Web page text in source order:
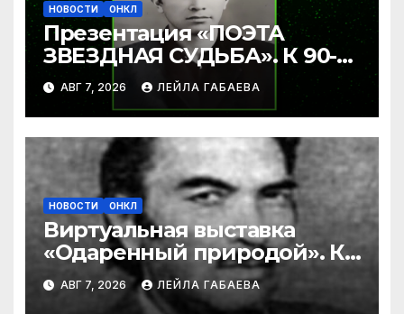
НОВОСТИ ОНКЛ
Презентация «ПОЭТА
ЗВЕЗДНАЯ СУДЬБА». К 90-
летию Ибрагима Бабаева.
АВГ 7, 2026 ЛЕЙЛА ГАБАЕВА
НОВОСТИ ОНКЛ
Виртуальная выставка
«Одаренный природой». К
90-летию со дня рождения
Ибрагима Бабаева
АВГ 7, 2026 ЛЕЙЛА ГАБАЕВА